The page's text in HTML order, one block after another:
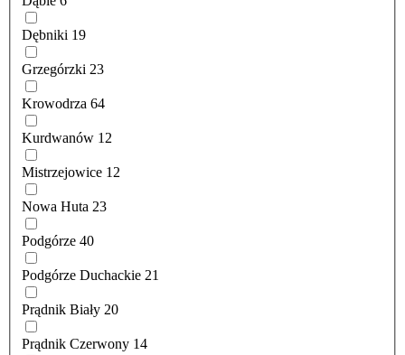
Dębniki 19
Grzegórzki 23
Krowodrza 64
Kurdwanów 12
Mistrzejowice 12
Nowa Huta 23
Podgórze 40
Podgórze Duchackie 21
Prądnik Biały 20
Prądnik Czerwony 14